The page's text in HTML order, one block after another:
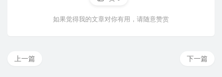
如果觉得我的文章对你有用，请随意赞赏
下一篇
上一篇